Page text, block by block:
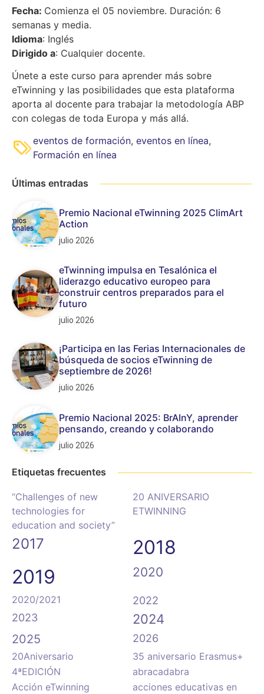
Fecha: Comienza el 05 noviembre. Duración: 6
semanas y media.
Idioma: Inglés
Dirigido a: Cualquier docente.
Únete a este curso para aprender más sobre
eTwinning y las posibilidades que esta plataforma
aporta al docente para trabajar la metodología ABP
con colegas de toda Europa y más allá.
eventos de formación, eventos en línea,
Formación en línea
Últimas entradas
Premio Nacional eTwinning 2025 ClimArt
Action
julio 2026
eTwinning impulsa en Tesalónica el
liderazgo educativo europeo para
construir centros preparados para el
futuro
julio 2026
¡Participa en las Ferias Internacionales de
búsqueda de socios eTwinning de
septiembre de 2026!
julio 2026
Premio Nacional 2025: BrAInY, aprender
pensando, creando y colaborando
julio 2026
Etiquetas frecuentes
“Challenges of new
technologies for
education and society”
20 ANIVERSARIO
ETWINNING
2017
2018
2019
2020
2020/2021
2022
2023
2024
2025 2026
20Aniversario
35 aniversario Erasmus+
4ªEDICIÓN
abracadabra
Acción eTwinning
acciones educativas en